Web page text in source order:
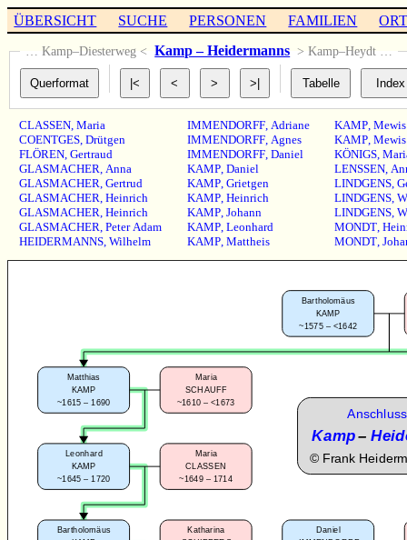
ÜBERSICHT SUCHE PERSONEN FAMILIEN
… Kamp–Diesterweg < Kamp – Heidermanns > Kamp–Heydt …
CLASSEN,Maria
COENTGES,Drütgen
FLÖREN,Gertraud
GLASMACHER,Anna
GLASMACHER,Gertrud
GLASMACHER,Heinrich
GLASMACHER,Heinrich
GLASMACHER,Peter Adam
HEIDERMANNS,Wilhelm
IMMENDORFF, Adriane
IMMENDORFF, Agnes
IMMENDORFF, Daniel
KAMP, Daniel
KAMP, Grietgen
KAMP, Heinrich
KAMP, Johann
KAMP, Leonhard
KAMP, Mattheis
KAMP, Mewis
KAMP, Mewis
KÖNIGS,
LENSSEN,
LINDGENS,
LINDGENS,
LINDGENS,
MONDT,
MONDT,
Daniel
Bartholomäus
Katharina
Leonhard
KAMP
~1645 – 1720
Maria
CLASSEN
~1649 – 1714
Matthias
KAMP
~1615 – 1690
Maria
SCHAUFF
~1610 – <1673
Bartholomäus
KAMP
~1575 – <1642
Kamp–
© Frank